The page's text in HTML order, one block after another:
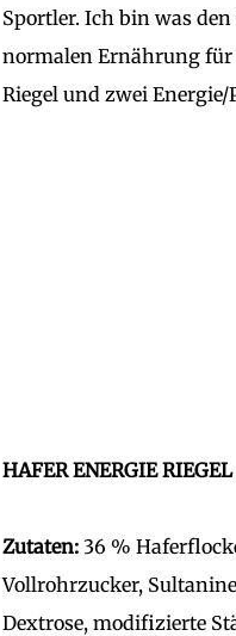
Sportler. Ich bin was
normalen Ernährung für
Riegel und zwei
HAFER ENERGIE
Zutaten:36 %
Vollrohrzucker,
Dextrose, modifizierte